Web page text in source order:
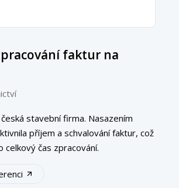
faktur na
stavební firma. Nasazením
příjem a schvalování faktur, což
celkový čas zpracování.